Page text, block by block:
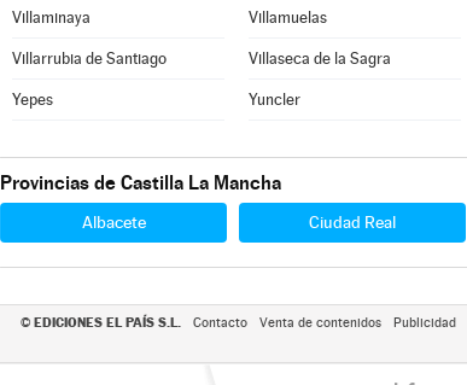
Villaminaya Villamuelas
Villarrubia de Santiago Villaseca de la Sagra
Yepes Yuncler
Provincias de Castilla La Mancha
Albacete Ciudad Real
© EDICIONES EL PAÍS S.L. Contacto Venta de contenidos Publicidad